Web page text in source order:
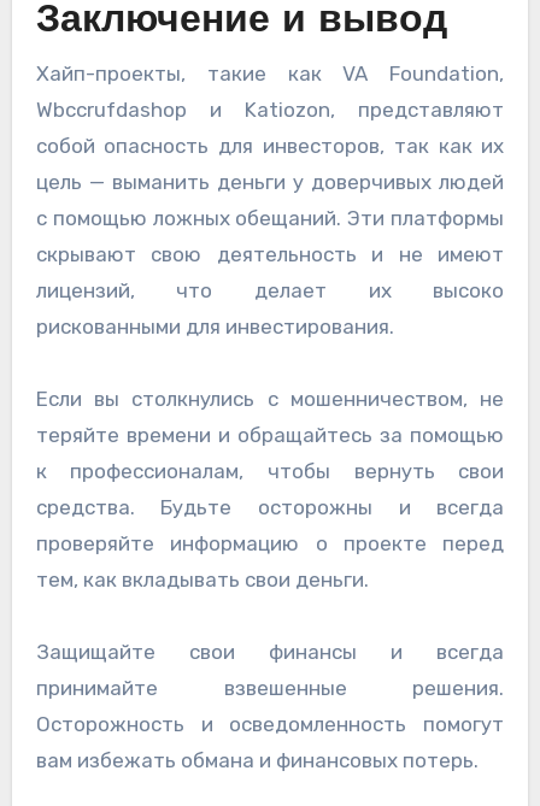
Заключение и вывод
Хайп-проекты, такие как VA Foundation,
Wbccrufdashop и Katiozon, представляют
собой опасность для инвесторов, так как их
цель — выманить деньги у доверчивых людей
с помощью ложных обещаний. Эти платформы
скрывают свою деятельность и не имеют
лицензий, что делает их высоко
рискованными для инвестирования.
Если вы столкнулись с мошенничеством, не
теряйте времени и обращайтесь за помощью
к профессионалам, чтобы вернуть свои
средства. Будьте осторожны и всегда
проверяйте информацию о проекте перед
тем, как вкладывать свои деньги.
Защищайте свои финансы и всегда
принимайте взвешенные решения.
Осторожность и осведомленность помогут
вам избежать обмана и финансовых потерь.